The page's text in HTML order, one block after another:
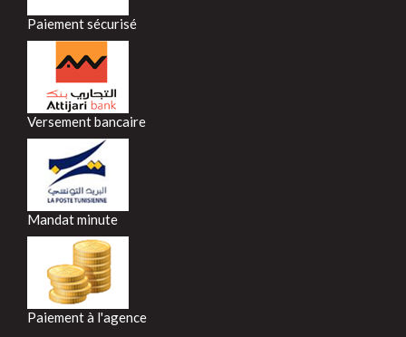
Paiement sécurisé
Versement bancaire
Mandat minute
Paiement à l'agence